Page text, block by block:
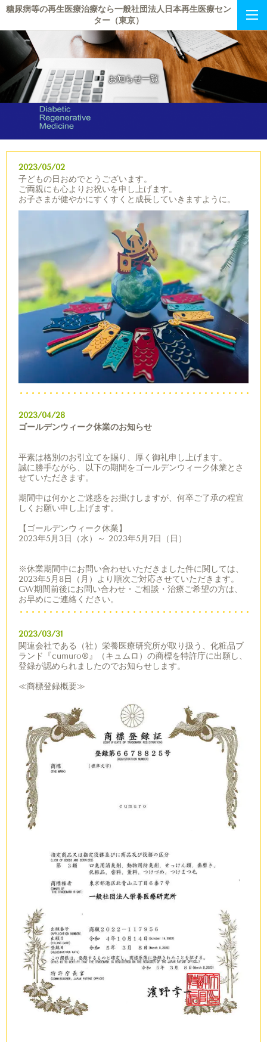
糖尿病等の再生医療治療なら一般社団法人日本再生医療セン
ター（東京）
お知らせ一覧
2023/05/02
子どもの日おめでとうございます。
ご両親にも心よりお祝いを申し上げます。
お子さまが健やかにすくすくと成長していきますように。
2023/04/28
ゴールデンウィーク休業のお知らせ
平素は格別のお引立てを賜り、厚く御礼申し上げます。
誠に勝手ながら、以下の期間をゴールデンウィーク休業とさ
せていただきます。
期間中は何かとご迷惑をお掛けしますが、何卒ご了承の程宜
しくお願い申し上げます。
【ゴールデンウィーク休業】
2023年5月3日（水）～ 2023年5月7日（日）
※休業期間中にお問い合わせいただきました件に関しては、
2023年5月8日（月）より順次ご対応させていただきます。
GW期間前後にお問い合わせ・ご相談・治療ご希望の方は、
お早めにご連絡ください。
2023/03/31
関連会社である（社）栄養医療研究所が取り扱う、化粧品ブ
ランド『cumuro®︎』（キュムロ）の商標を特許庁に出願し、
登録が認められましたのでお知らせします。
≪商標登録概要≫